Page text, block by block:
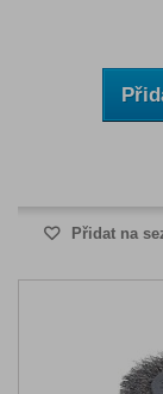
Přidat na